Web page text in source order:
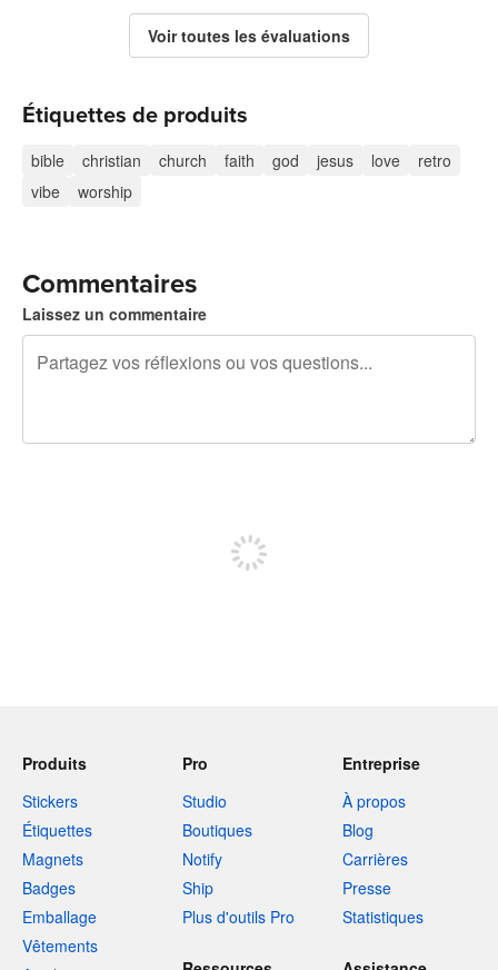
Voir toutes les évaluations
Étiquettes de produits
bible christian church faith god jesus love
retro
vibe
worship
Commentaires
Laissez un commentaire
Produits
Stickers
Étiquettes
Magnets
Badges
Emballage
Vêtements
Pro
Studio
Boutiques
Notify
Ship
Plus d'outils Pro
Entreprise
À propos
Blog
Carrières
Presse
Statistiques